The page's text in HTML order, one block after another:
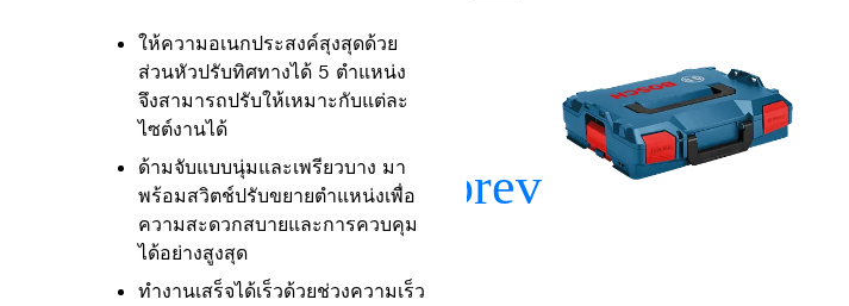
ให้ความอเนกประสงค์สุงสุดด้วย
ส่วนหัวปรับทิศทางได้ 5 ตำแหน่ง
จึงสามารถปรับให้เหมาะกับแต่ละ
ไซต์งานได้
ด้ามจับแบบนุ่มและเพรียวบาง มา
พร้อมสวิตช์ปรับขยายตำแหน่งเพื่อ
ความสะดวกสบายและการควบคุม
ได้อย่างสูงสุด
ทำงานเสร็จได้เร็วด้วยช่วงความเร็ว